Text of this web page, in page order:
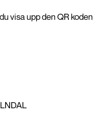
visa upp den QR koden